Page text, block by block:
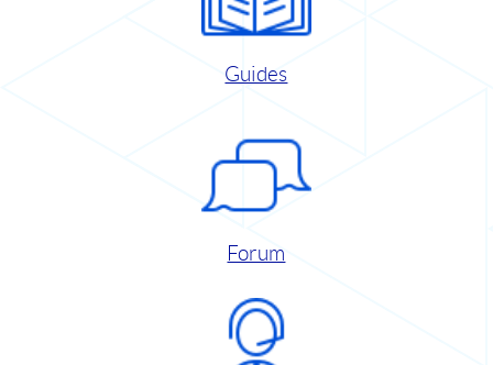
Guides
Forum